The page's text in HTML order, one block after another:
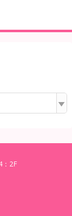
：2F